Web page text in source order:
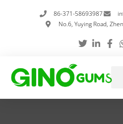
86-371-58693987
No.6, Yuying Road,